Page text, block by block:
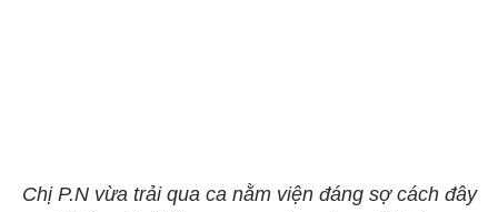
Chị P.N vừa trải qua ca nằm viện đáng sợ cách đây